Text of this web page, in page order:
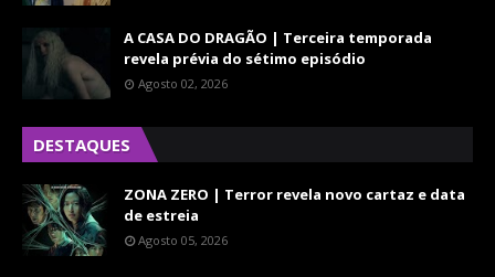
A CASA DO DRAGÃO | Terceira temporada
revela prévia do sétimo episódio
Agosto 02, 2026
DESTAQUES
ZONA ZERO | Terror revela novo cartaz e data
de estreia
Agosto 05, 2026